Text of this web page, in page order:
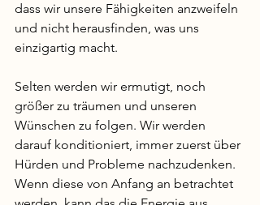
dass wir unsere Fähigkeiten anzweifeln
und nicht herausfinden, was uns
einzigartig macht.
Selten werden wir ermutigt, noch
größer zu träumen und unseren
Wünschen zu folgen. Wir werden
darauf konditioniert, immer zuerst über
Hürden und Probleme nachzudenken.
Wenn diese von Anfang an betrachtet